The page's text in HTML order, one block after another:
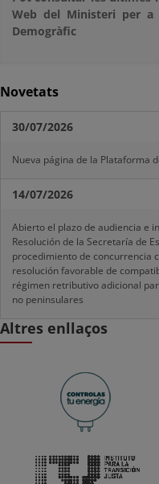
Web del Ministeri per a
Demogràfic
Novetats
30/07/2026
Nueva página de la Plataforma
14/07/2026
Abierto el plazo de audiencia e
Resolución de la Secretaría de
procedimiento de concurrencia
resolución favorable de
régimen retributivo adicional
no peninsulares
Altres enllaços